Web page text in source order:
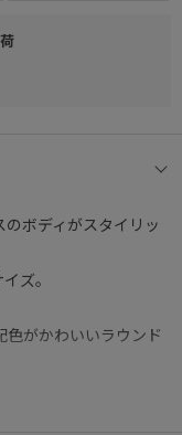
ボディがスタイリッ
ズ。
色がかわいいラウンド